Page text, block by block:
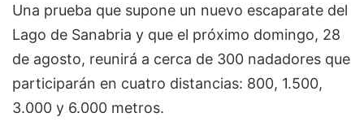
Una prueba que supone un nuevo escaparate del
Lago de Sanabria y que el próximo domingo, 28
de agosto, reunirá a cerca de 300 nadadores que
participarán en cuatro distancias: 800, 1.500,
3.000 y 6.000 metros.